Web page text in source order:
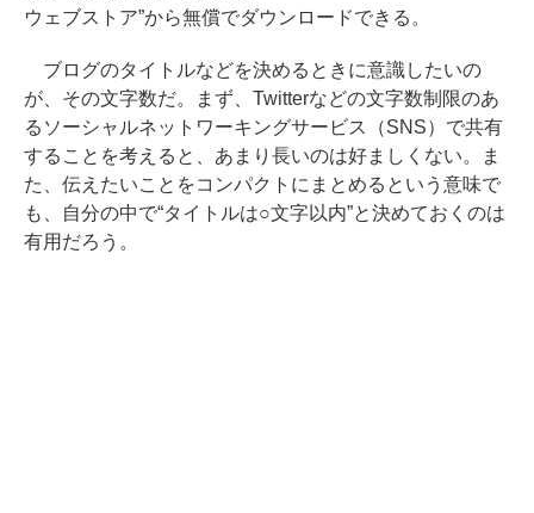
ウェブストア”から無償でダウンロードできる。
ブログのタイトルなどを決めるときに意識したいの
が、その文字数だ。まず、Twitterなどの文字数制限のあ
るソーシャルネットワーキングサービス（SNS）で共有
することを考えると、あまり長いのは好ましくない。ま
た、伝えたいことをコンパクトにまとめるという意味で
も、自分の中で“タイトルは○文字以内”と決めておくのは
有用だろう。